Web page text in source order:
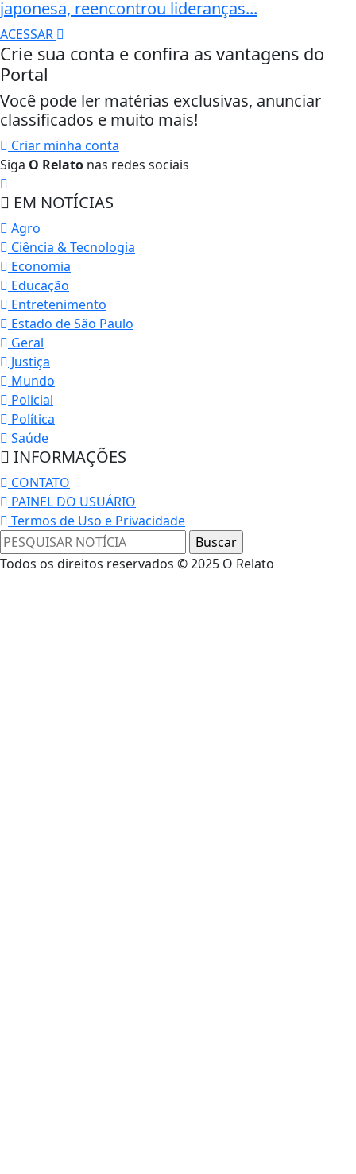
japonesa, reencontrou lideranças...
ACESSAR
Crie sua conta e confira as vantagens do
Portal
Você pode ler matérias exclusivas, anunciar
classificados e muito mais!
Criar minha conta
Siga O Relato nas redes sociais
EM NOTÍCIAS
Agro
Ciência & Tecnologia
Economia
Educação
Entretenimento
Estado de São Paulo
Geral
Justiça
Mundo
Policial
Política
Saúde
INFORMAÇÕES
CONTATO
PAINEL DO USUÁRIO
Termos de Uso e Privacidade
Todos os direitos reservados © 2025 O Relato